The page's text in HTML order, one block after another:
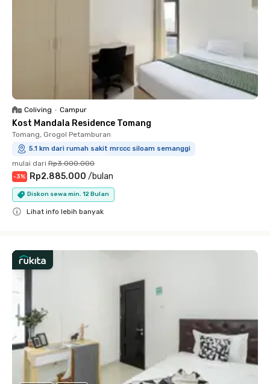
Coliving • Campur
Kost Mandala Residence Tomang
Tomang, Grogol Petamburan
5.1 km dari rumah sakit mrccc siloam semanggi
mulai dari Rp3.000.000
-3% Rp2.885.000 /bulan
Diskon sewa min. 12 Bulan
Lihat info lebih banyak